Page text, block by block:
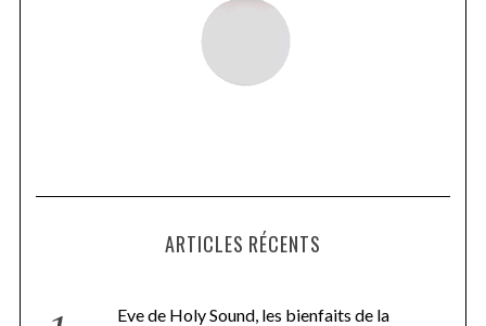
ARTICLES RÉCENTS
Eve de Holy Sound, les bienfaits de la